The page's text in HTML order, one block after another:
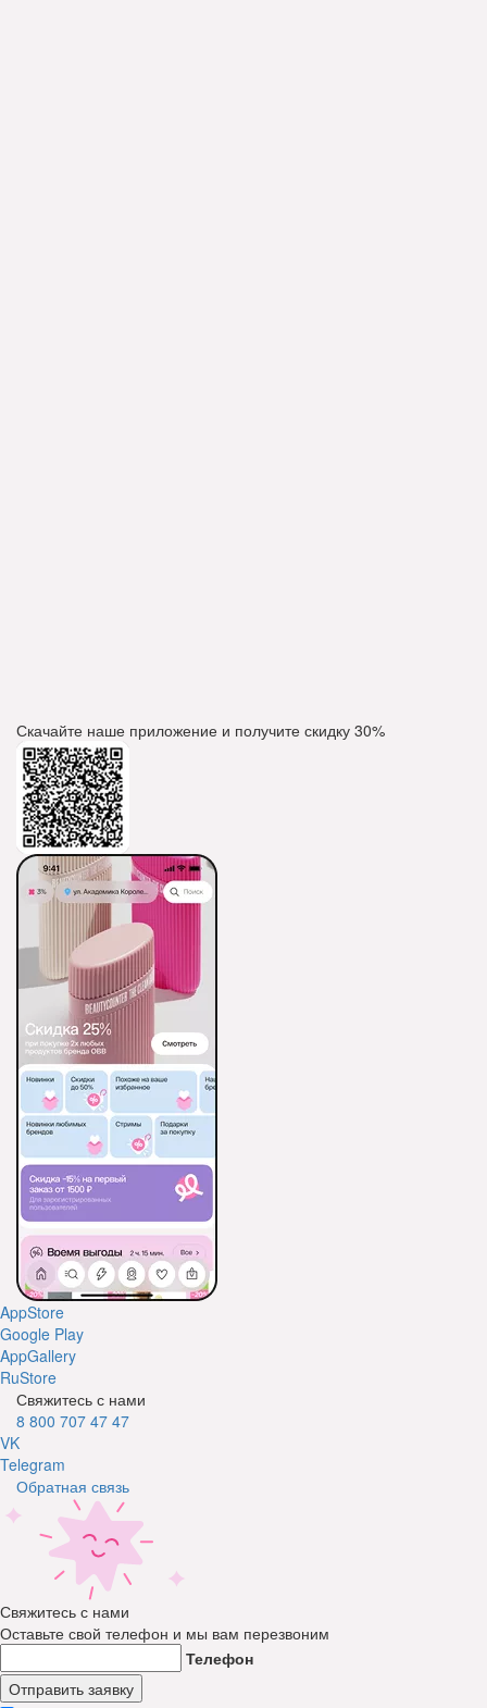
Скачайте наше приложение и получите скидку 30%
AppStore
Google Play
AppGallery
RuStore
Свяжитесь с нами
8 800 707 47 47
VK
Telegram
Обратная связь
Свяжитесь с нами
Оставьте свой телефон и мы вам перезвоним
Телефон
Отправить заявку